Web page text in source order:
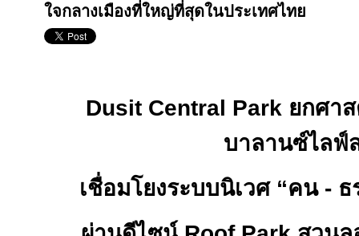
ใจกลางเมืองที่ใหญ่ที่สุดในประเทศไทย
Dusit Central Park ยกศา
บาลานซ์ไลฟ์
เชื่อมโยงระบบนิเวศ“คน- ธ